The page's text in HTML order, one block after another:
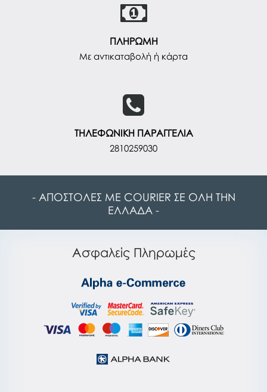
ΠΛΗΡΩΜΗ
Με αντικαταβολή ή κάρτα
ΤΗΛΕΦΩΝΙΚΗ ΠΑΡΑΓΓΕΛΙΑ
2810259030
- ΑΠΟΣΤΟΛΕΣ ΜΕ COURIER ΣΕ ΟΛΗ ΤΗΝ
ΕΛΛΑΔΑ -
Ασφαλείς Πληρωμές